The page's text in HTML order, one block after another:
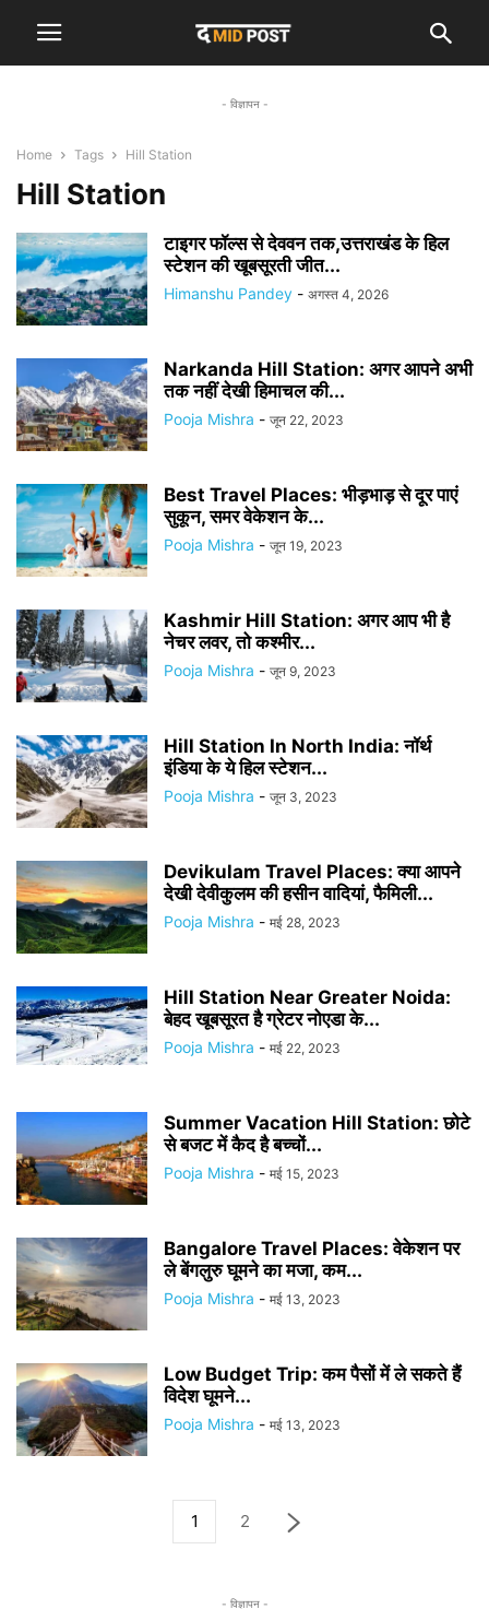
- विज्ञापन -
Home Tags Hill Station
Hill Station
टाइगर फॉल्स से देववन तक,उत्तराखंड के हिल
स्टेशन की खूबसूरती जीत...
Himanshu Pandey - अगस्त 4, 2026
Narkanda Hill Station: अगर आपने अभी
तक नहीं देखी हिमाचल की...
Pooja Mishra - जून 22, 2023
Best Travel Places: भीड़भाड़ से दूर पाएं
सुकून, समर वेकेशन के...
Pooja Mishra - जून 19, 2023
Kashmir Hill Station: अगर आप भी है
नेचर लवर, तो कश्मीर...
Pooja Mishra - जून 9, 2023
Hill Station In North India: नॉर्थ
इंडिया के ये हिल स्टेशन...
Pooja Mishra - जून 3, 2023
Devikulam Travel Places: क्या आपने
देखी देवीकुलम की हसीन वादियां, फैमिली...
Pooja Mishra - मई 28, 2023
Hill Station Near Greater Noida:
बेहद खूबसूरत है ग्रेटर नोएडा के...
Pooja Mishra - मई 22, 2023
Summer Vacation Hill Station: छोटे
से बजट में कैद है बच्चों...
Pooja Mishra - मई 15, 2023
Bangalore Travel Places: वेकेशन पर
ले बेंगलुरु घूमने का मजा, कम...
Pooja Mishra - मई 13, 2023
Low Budget Trip: कम पैसों में ले सकते हैं
विदेश घूमने...
Pooja Mishra - मई 13, 2023
1 2
- विज्ञापन -